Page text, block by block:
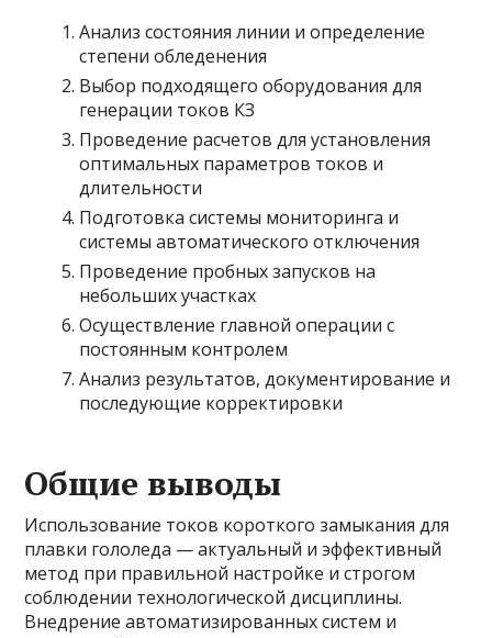
Анализ состояния линии и определение
степени обледенения
Выбор подходящего оборудования для
генерации токов КЗ
Проведение расчетов для установления
оптимальных параметров токов и
длительности
Подготовка системы мониторинга и
системы автоматического отключения
Проведение пробных запусков на
небольших участках
Осуществление главной операции с
постоянным контролем
Анализ результатов, документирование и
последующие корректировки
Общие выводы
Использование токов короткого замыкания для
плавки гололеда — актуальный и эффективный
метод при правильной настройке и строгом
соблюдении технологической дисциплины.
Внедрение автоматизированных систем и